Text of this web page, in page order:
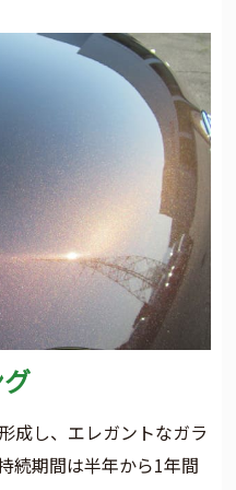
成し、エレガントなガラ
続期間は半年から1年間